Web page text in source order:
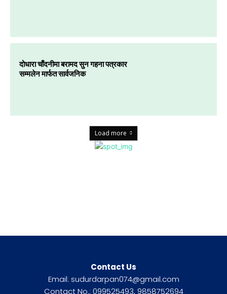
दोधारा चाँदनीमा बरामद सुन गहना पत्रकार
सम्मलेन मार्फत सार्वजनिक
Load more
Contact Us
Email: sudurdarpan074@gmail.com
Contact No.: 099525493, 9858752694